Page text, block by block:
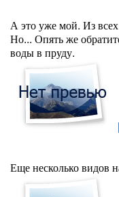
А это уже мой. Из
Но... Опять же
воды в пруду.
Еще несколько видов